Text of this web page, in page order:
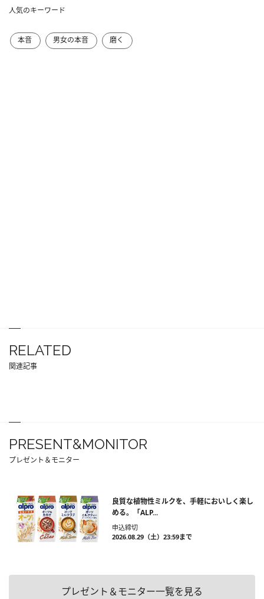
人気のキーワード
本音 男女の本音 磨く
RELATED
関連記事
PRESENT&MONITOR
プレゼント＆モニター
良質な植物性ミルクを、手軽においしく楽し
める。「ALP...
申込締切
2026.08.29（土）23:59まで
プレゼント＆モニター一覧を見る